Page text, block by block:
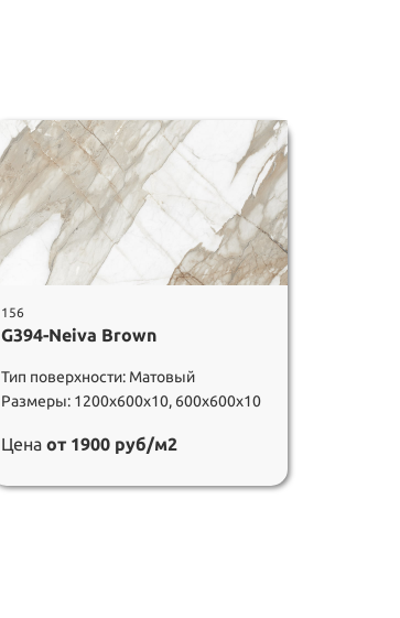
156
G394-Neiva Brown
Тип поверхности: Матовый
Размеры: 1200х600х10, 600х600х10
Цена от 1900 руб/м2